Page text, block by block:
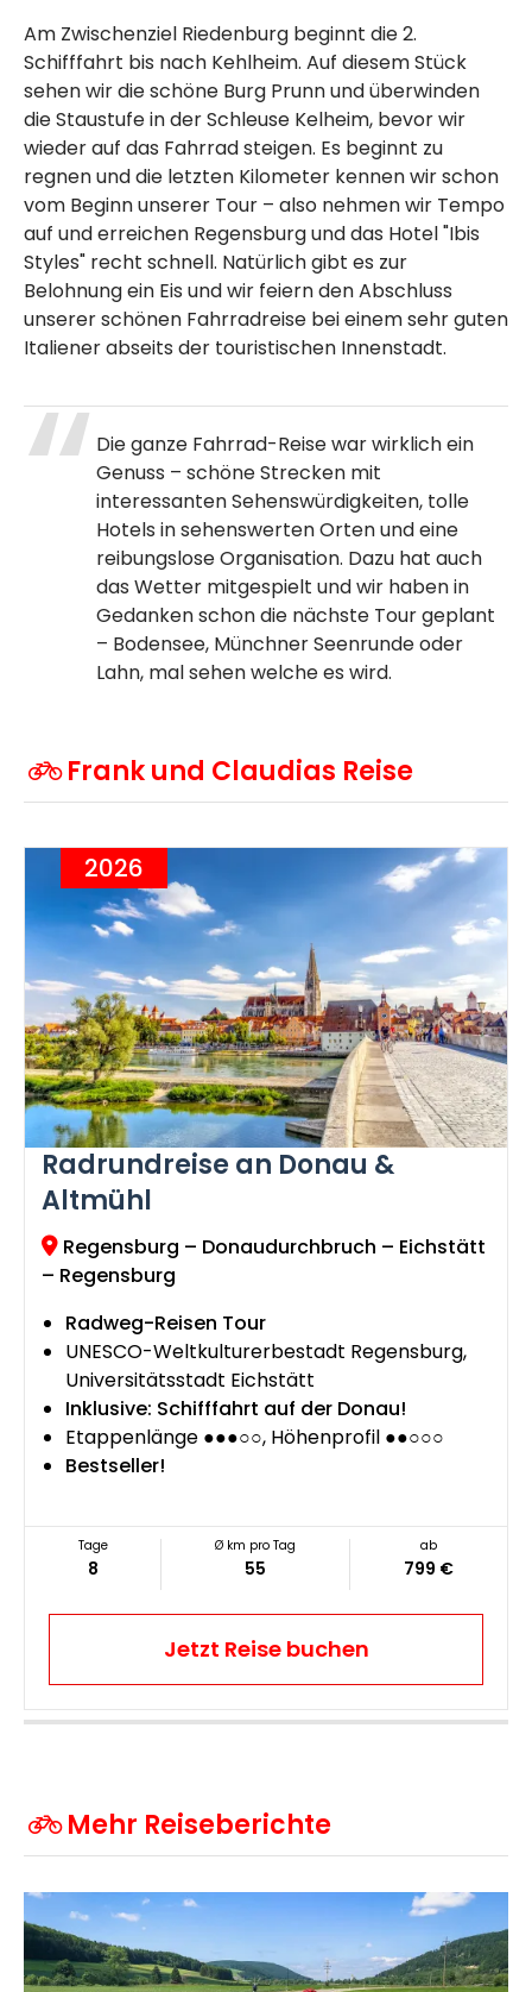
Am Zwischenziel Riedenburg beginnt die 2.
Schifffahrt bis nach Kehlheim. Auf diesem Stück
sehen wir die schöne Burg Prunn und überwinden
die Staustufe in der Schleuse Kelheim, bevor wir
wieder auf das Fahrrad steigen. Es beginnt zu
regnen und die letzten Kilometer kennen wir schon
vom Beginn unserer Tour – also nehmen wir Tempo
auf und erreichen Regensburg und das Hotel "Ibis
Styles" recht schnell. Natürlich gibt es zur
Belohnung ein Eis und wir feiern den Abschluss
unserer schönen Fahrradreise bei einem sehr guten
Italiener abseits der touristischen Innenstadt.
Die ganze Fahrrad-Reise war wirklich ein
Genuss – schöne Strecken mit
interessanten Sehenswürdigkeiten, tolle
Hotels in sehenswerten Orten und eine
reibungslose Organisation. Dazu hat auch
das Wetter mitgespielt und wir haben in
Gedanken schon die nächste Tour geplant
– Bodensee, Münchner Seenrunde oder
Lahn, mal sehen welche es wird.
Frank und Claudias Reise
2026
Radrundreise an Donau &
Altmühl
Regensburg – Donaudurchbruch – Eichstätt
– Regensburg
Radweg-Reisen Tour
UNESCO-Weltkulturerbestadt Regensburg,
Universitätsstadt Eichstätt
Inklusive: Schifffahrt auf der Donau!
Etappenlänge ●●●○○, Höhenprofil ●●○○○
Bestseller!
Tage
8
Ø km pro Tag
55
ab
799 €
Jetzt Reise buchen
Mehr Reiseberichte